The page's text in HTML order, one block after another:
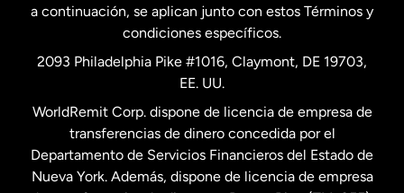
Países Bajos
Suecia
a continuación, se aplican junto con estos Términos y
condiciones específicos.
2093 Philadelphia Pike #1016, Claymont, DE 19703,
EE. UU.
WorldRemit Corp. dispone de licencia de empresa de
transferencias de dinero concedida por el
Departamento de Servicios Financieros del Estado de
Nueva York. Además, dispone de licencia de empresa